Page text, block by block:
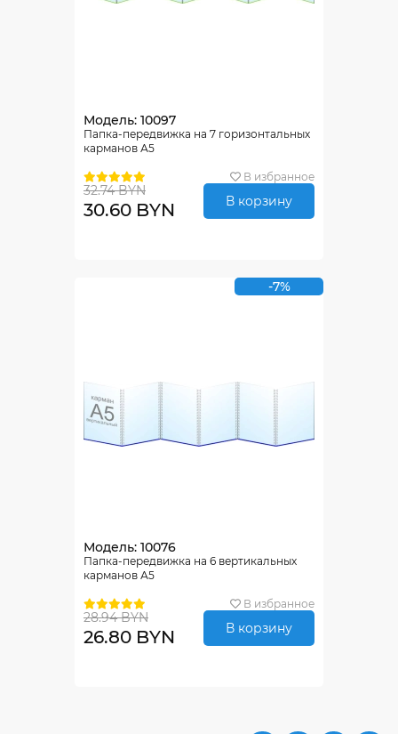
Модель: 10097
Папка-передвижка на 7 горизонтальных
карманов А5
В избранное
32.74 BYN
30.60 BYN В корзину
-7%
Модель: 10076
Папка-передвижка на 6 вертикальных
карманов А5
В избранное
28.94 BYN
26.80 BYN В корзину